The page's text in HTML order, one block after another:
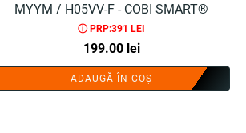
MYYM / H05VV-F - COBI SMART®
ⓘ PRP:391 LEI
199.00 lei
ADAUGĂ ÎN COȘ